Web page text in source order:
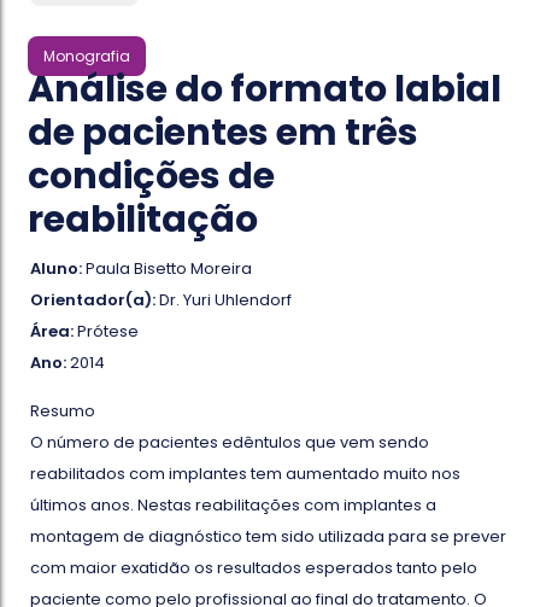
Monografia
Análise do formato labial
de pacientes em três
condições de
reabilitação
Aluno:Paula Bisetto Moreira
Orientador(a):Dr. Yuri Uhlendorf
Área:Prótese
Ano:2014
Resumo
O número de pacientes edêntulos que vem sendo
reabilitados com implantes tem aumentado muito nos
últimos anos. Nestas reabilitações com implantes a
montagem de diagnóstico tem sido utilizada para se prever
com maior exatidão os resultados esperados tanto pelo
paciente como pelo profissional ao final do tratamento. O